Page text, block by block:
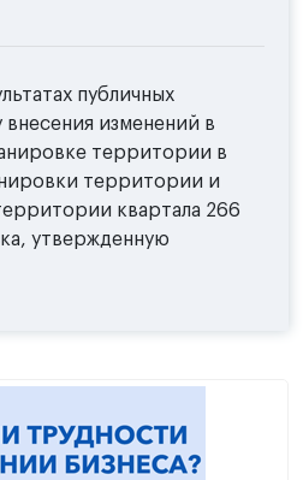
публичных
изменений в
территории в
территории и
квартала 266
утвержденную